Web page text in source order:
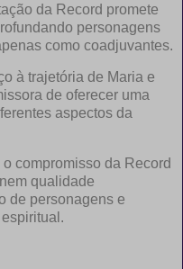
da Record promete
personagens
como coadjuvantes.
à trajetória de Maria e
de oferecer uma
aspectos da
compromisso da Record
qualidade
de personagens e